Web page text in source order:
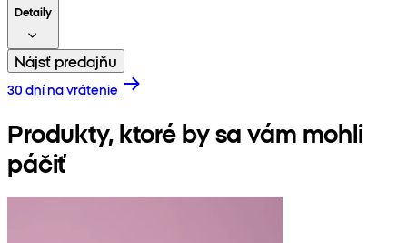
Detaily
Nájsť predajňu
30 dní na vrátenie
Produkty, ktoré by sa vám mohli
páčiť